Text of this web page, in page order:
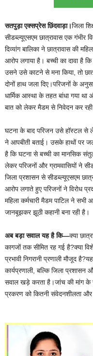
सतपुड़ा एक्सप्रेस छिंदवाड़ा।जिला
सीडब्ल्यूएसएम छात्रावास एक गंभीर
दिव्यांग बालिका ने छात्रावास की
आरोप लगाया है। बच्ची का दावा है
उसने उसे काटने से मना किया, तो
दोनों हाथ जला दिए।परिजनों के
धार्मिक आस्था के तहत बांधा गया
बात को लेकर मैडम से निवेदन कर
घटना के बाद परिजन उसे हॉस्टल से
ने आपबीती बताई। उसके हाथों पर
है कि घटना से बच्ची का मानसिक
लेकर परिजनों और ग्रामवासियों ने
जिला प्रशासन से सीडब्ल्यूएसएम
आरोप लगाते हुए परिजनों ने विरोध
महिला कर्मचारी मैडम पाटिल ने सभी
जानबूझकर झूठी कहानी बना रही है।
अब बड़ा सवाल यह है कि—क्या
कागजों तक सीमित रह गई है?क्या
प्रभावी निगरानी प्रणाली मौजूद
कार्यप्रणाली, बल्कि जिला प्रशासन
सवाल खड़े करता है।जांच की मांग के
प्रकरण को कितनी संवेदनशीलता और